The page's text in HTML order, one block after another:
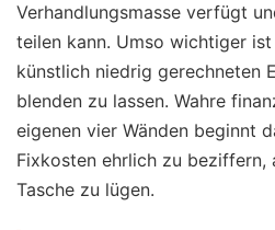
Verhandlungsmasse verfügt
teilen kann. Umso wichtiger
künstlich niedrig gerechneten
blenden zu lassen. Wahre
eigenen vier Wänden beginnt
Fixkosten ehrlich zu beziffern,
Tasche zu lügen.